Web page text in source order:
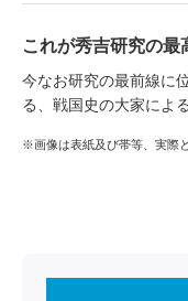
これが秀吉研究の最
今なお研究の最前線に
る、戦国史の大家によ
※画像は表紙及び帯等、実際